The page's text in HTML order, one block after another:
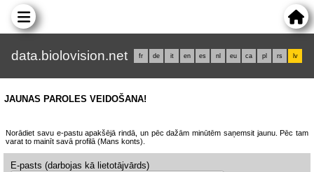
data.biolovision.net fr de it en es nl eu ca pl rs lv
JAUNAS PAROLES VEIDOŠANA!
Norādiet savu e-pastu apakšējā rindā, un pēc dažām minūtēm saņemsit jaunu. Pēc tam
varat to mainīt savā profilā (Mans konts).
E-pasts (darbojas kā lietotājvārds)